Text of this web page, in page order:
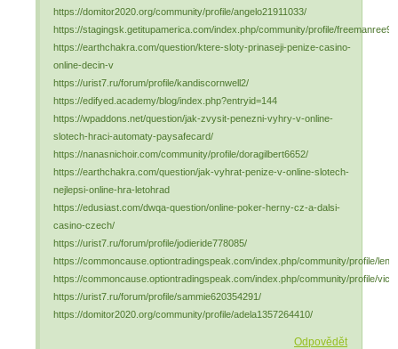
https://domitor2020.org/community/profile/angelo21911033/
https://stagingsk.getitupamerica.com/index.php/community/profile/
https://earthchakra.com/question/ktere-sloty-prinaseji-penize-casino-
online-decin-v
https://urist7.ru/forum/profile/kandiscornwell2/
https://edifyed.academy/blog/index.php?entryid=144
https://wpaddons.net/question/jak-zvysit-penezni-vyhry-v-online-
slotech-hraci-automaty-paysafecard/
https://nanasnichoir.com/community/profile/doragilbert6652/
https://earthchakra.com/question/jak-vyhrat-penize-v-online-slotech-
nejlepsi-online-hra-letohrad
https://edusiast.com/dwqa-question/online-poker-herny-cz-a-dalsi-
casino-czech/
https://urist7.ru/forum/profile/jodieride778085/
https://commoncause.optiontradingspeak.com/index.php/community/profile/
https://commoncause.optiontradingspeak.com/index.php/community/profile/
https://urist7.ru/forum/profile/sammie620354291/
https://domitor2020.org/community/profile/adela1357264410/
Odpovědět